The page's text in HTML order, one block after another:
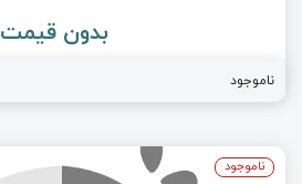
بدون قیمت
ناموجود
ناموجود